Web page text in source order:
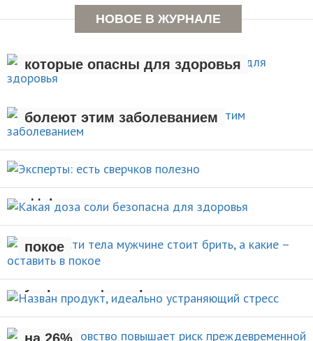
НОВОЕ В ЖУРНАЛЕ
которые опасны для здоровья
болеют этим заболеванием
НОВОСТИ
Эксперты: есть сверчков
полезно
НОВОСТИ
Какая доза соли безопасна для
здоровья
НОВОСТИ
Какие части тела мужчине стоит
брить, а какие – оставить в
покое
УХОД ЗА СОБОЙ
Назван продукт, идеально
устраняющий стресс
НОВОСТИ
Раннее отцовство повышает
риск преждевременной смерти